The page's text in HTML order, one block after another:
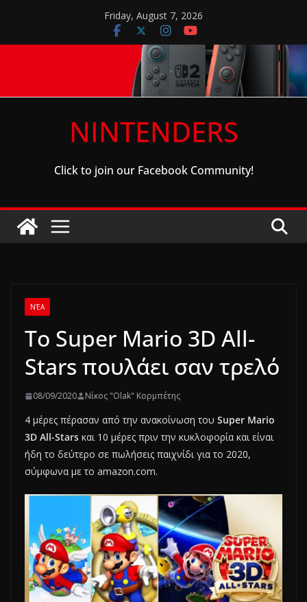
content
Friday, August 7, 2026
NINTENDERS
Click to join our Facebook Community!
ΝΈΑ
Το Super Mario 3D All-
Stars πουλάει σαν τρελό
08/09/2020 Νίκος "Olak" Κορμπέτης
4 μέρες πέρασαν από την ανακοίνωση του Super Mario
3D All-Stars και 10 μέρες πριν την κυκλοφορία και είναι
ήδη το δεύτερο σε πωλήσεις παιχνίδι για το 2020,
σύμφωνα με το amazon.com.